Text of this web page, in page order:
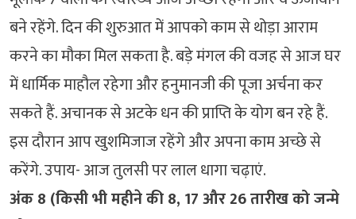
बने रहेंगे. दिन की शुरुआत में आपको काम से थोड़ा आराम
करने का मौका मिल सकता है. बड़े मंगल की वजह से आज घर
में धार्मिक माहौल रहेगा और हनुमानजी की पूजा अर्चना कर
सकते हैं. अचानक से अटके धन की प्राप्ति के योग बन रहे हैं.
इस दौरान आप खुशमिजाज रहेंगे और अपना काम अच्छे से
करेंगे. उपाय- आज तुलसी पर लाल धागा चढ़ाएं.
अंक 8 (किसी भी महीने की 8, 17 और 26 तारीख को जन्मे